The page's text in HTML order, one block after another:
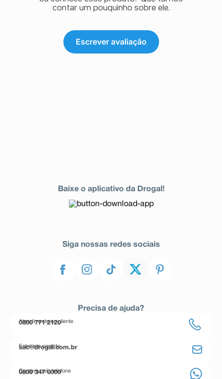
contar um pouquinho sobre ele.
Escrever avaliação
Baixe o aplicativo da Drogal!
Siga nossas redes sociais
Precisa de ajuda?
Atendimento ao cliente
0800 771 2120
Entre em contato
sac@drogal.com.br
Compre pelo telefone
0800 347 0000